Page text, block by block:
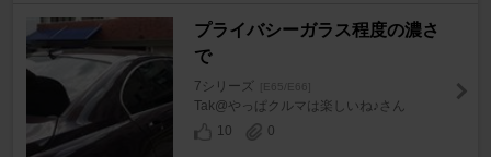
プライバシーガラス程度の濃さ
で
7シリーズ [E65/E66]
Tak@やっぱクルマは楽しいね♪さん
10
0